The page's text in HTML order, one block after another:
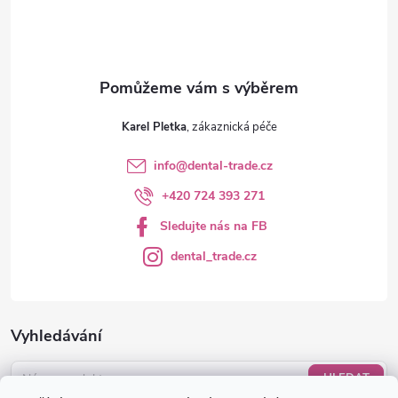
Vyhledávání
HLEDAT
Karel Pletka
info@dental-trade.cz
+420 724 393 271
Sledujte nás na FB
dental_trade.cz